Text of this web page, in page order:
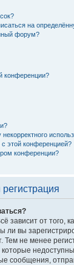
на
форум?
конференции?
этой конференцией?
конференции?
зависит от того,
вы
не менее
сообщения,